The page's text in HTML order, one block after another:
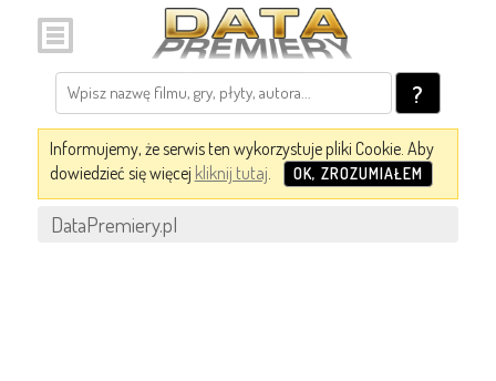
?
Informujemy, że serwis ten wykorzystuje pliki Cookie. Aby
dowiedzieć się więcej kliknij tutaj. OK, ZROZUMIAŁEM
DataPremiery.pl